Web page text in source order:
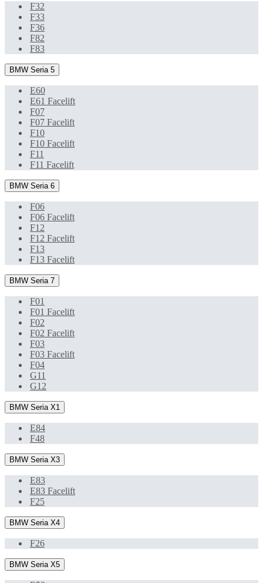
F32
F33
F36
F82
F83
BMW Seria 5
E60
E61 Facelift
F07
F07 Facelift
F10
F10 Facelift
F11
F11 Facelift
BMW Seria 6
F06
F06 Facelift
F12
F12 Facelift
F13
F13 Facelift
BMW Seria 7
F01
F01 Facelift
F02
F02 Facelift
F03
F03 Facelift
F04
G11
G12
BMW Seria X1
E84
F48
BMW Seria X3
E83
E83 Facelift
F25
BMW Seria X4
F26
BMW Seria X5